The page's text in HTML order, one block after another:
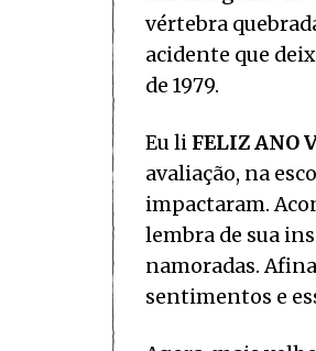
vértebra
acidente que
de 1979.
Eu liFELIZ ANO
avaliação, na
impactaram.
lembra de sua
namoradas.
sentimentos e